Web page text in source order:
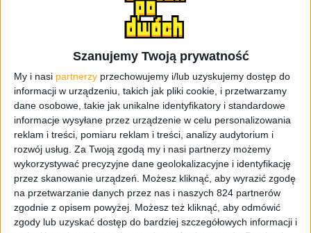
Szanujemy Twoją prywatność
My i nasi partnerzy przechowujemy i/lub uzyskujemy dostęp do
informacji w urządzeniu, takich jak pliki cookie, i przetwarzamy
dane osobowe, takie jak unikalne identyfikatory i standardowe
informacje wysyłane przez urządzenie w celu personalizowania
reklam i treści, pomiaru reklam i treści, analizy audytorium i
rozwój usług. Za Twoją zgodą my i nasi partnerzy możemy
wykorzystywać precyzyjne dane geolokalizacyjne i identyfikację
przez skanowanie urządzeń. Możesz kliknąć, aby wyrazić zgodę
na przetwarzanie danych przez nas i naszych 824 partnerów
zgodnie z opisem powyżej. Możesz też kliknąć, aby odmówić
zgody lub uzyskać dostęp do bardziej szczegółowych informacji i